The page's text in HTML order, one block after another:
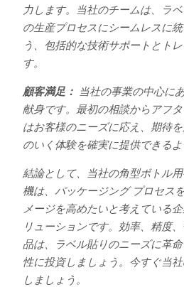
力します。当社のチームは、ラ
の生産プロセスにシームレスに
う、包括的な技術サポートとト
す。
顧客満足： 当社の事業の中心に
献身です。最初の相談からアフ
はお客様のニーズに応え、期待
のいく体験を確実に提供できるよ
結論として、当社の角型ボトル
機は、パッケージング プロセス
メージを高めたいと考えている
リューションです。効率、精度
品は、ラベル貼りのニーズに革
性に投資しましょう。今すぐ当
しましょう。